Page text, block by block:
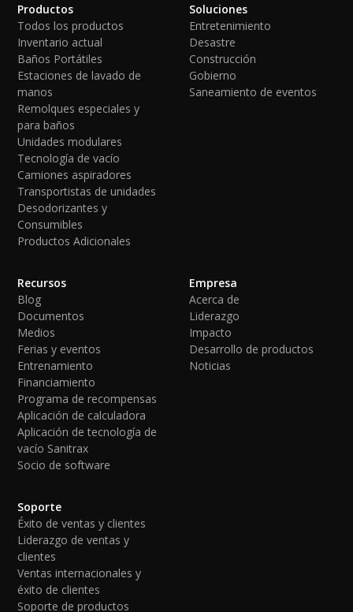
Productos
Todos los productos
Inventario actual
Baños Portátiles
Estaciones de lavado de
manos
Remolques especiales y
para baños
Unidades modulares
Tecnología de vacío
Camiones aspiradores
Transportistas de unidades
Desodorizantes y
Consumibles
Productos Adicionales
Soluciones
Entretenimiento
Desastre
Construcción
Gobierno
Saneamiento de eventos
Recursos
Blog
Documentos
Medios
Ferias y eventos
Entrenamiento
Financiamiento
Programa de recompensas
Aplicación de calculadora
Aplicación de tecnología de
vacío Sanitrax
Socio de software
Empresa
Acerca de
Liderazgo
Impacto
Desarrollo de productos
Noticias
Soporte
Éxito de ventas y clientes
Liderazgo de ventas y
clientes
Ventas internacionales y
éxito de clientes
Soporte de productos